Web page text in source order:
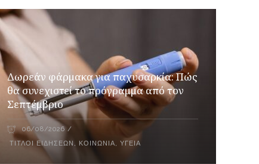
Δωρεάν φάρμακα για παχυσαρκία: Πώς
θα συνεχιστεί το πρόγραμμα από τον
Σεπτέμβριο
06/08/2026
ΤΊΤΛΟΙ ΕΙΔΉΣΕΩΝ , ΚΟΙΝΩΝΊΑ,ΥΓΕΊΑ